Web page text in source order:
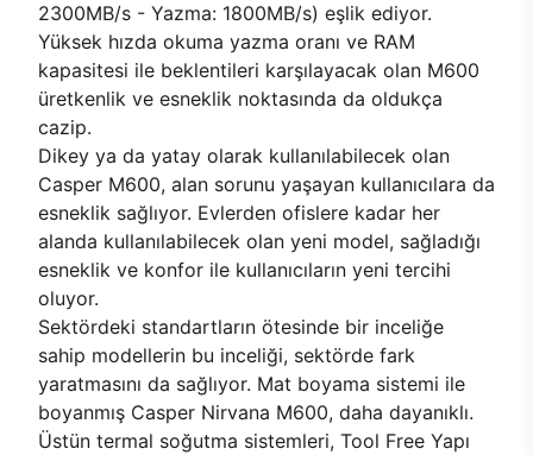
2300MB/s - Yazma: 1800MB/s) eşlik ediyor.
Yüksek hızda okuma yazma oranı ve RAM
kapasitesi ile beklentileri karşılayacak olan M600
üretkenlik ve esneklik noktasında da oldukça
cazip.
Dikey ya da yatay olarak kullanılabilecek olan
Casper M600, alan sorunu yaşayan kullanıcılara da
esneklik sağlıyor. Evlerden ofislere kadar her
alanda kullanılabilecek olan yeni model, sağladığı
esneklik ve konfor ile kullanıcıların yeni tercihi
oluyor.
Sektördeki standartların ötesinde bir inceliğe
sahip modellerin bu inceliği, sektörde fark
yaratmasını da sağlıyor. Mat boyama sistemi ile
boyanmış Casper Nirvana M600, daha dayanıklı.
Üstün termal soğutma sistemleri, Tool Free Yapı